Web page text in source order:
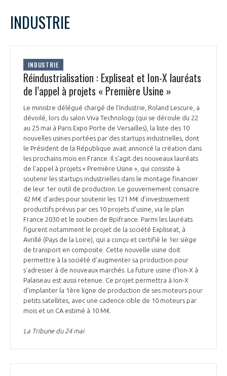
PRÉSENTATION
NOTRE VISION
NOS MISSIONS
NOTRE HISTOIRE
ORGANISATION
LE CONSEIL DU GIFAS
L’ÉQUIPE DU GIFAS
NOS RÉSEAUX À L'INTERNATIONAL
FONCTIONNEMENT
GEADS
COMITÉ AERO PME
STARTAIR
COMMISSIONS ET COMITÉS
ACCOMPAGNEMENT DE NOS ADHÉRENTS
LES PROGRAMMES DU GIFAS
UN ÉCOSYSTÈME INTÉGRÉ ET COHÉRENT
POURQUOI DEVENIR MEMBRE ?
LA MÉDIATION
LA MÉDIATION DANS LA FILIÈRE AÉRONAUTIQUE ET SPATIALE
LE MÉDIATEUR DE LA FILIÈRE AÉRONAUTIQUE ET SPATIALE
MÉDIATION ET CHARTE D’ENGAGEMENT SUR LES RELATIONS ENTRE
CLIENTS ET FOURNISSEURS
LA MÉDIATION AU-DELÀ DE LA FILIÈRE AÉRONAUTIQUE ET SPATIALE
LE SALON DU BOURGET
L'OBSERVATOIRE
CHIFFRES CLÉS
LES ENJEUX
L
1 2 3 4
5
13
15
20
22
27
INDUSTRIE
INDUSTRIE
Réindustrialisation : Expliseat et Ion-X lauréats
de l’appel à projets « Première Usine »
Le ministre délégué chargé de l’Industrie, Roland Lescure, a
dévoilé, lors du salon Viva Technology (qui se déroule du 22
au 25 mai à Paris Expo Porte de Versailles), la liste des 10
nouvelles usines portées par des startups industrielles, dont
le Président de la République avait annoncé la création dans
les prochains mois en France. Il s'agit des nouveaux lauréats
de l'appel à projets « Première Usine », qui consiste à
soutenir les startups industrielles dans le montage financier
de leur 1er outil de production. Le gouvernement consacre
42 M€ d'aides pour soutenir les 121 M€ d'investissement
productifs prévus par ces 10 projets d'usine, via le plan
France 2030 et le soutien de Bpifrance. Parmi les lauréats
figurent notamment le projet de la société Expliseat, à
Avrillé (Pays de la Loire), qui a conçu et certifié le 1er siège
de transport en composite. Cette nouvelle usine doit
permettre à la société d'augmenter sa production pour
s'adresser à de nouveaux marchés. La future usine d'Ion-X à
Palaiseau est aussi retenue. Ce projet permettra à Ion-X
d'implanter la 1ère ligne de production de ses moteurs pour
petits satellites, avec une cadence cible de 10 moteurs par
mois et un CA estimé à 10 M€.
La Tribune du 24 mai
Rejoignez une filière d’excellence et développez
Découvrez les avantages d'adhérer au GIFAS.
Rencontres, salons, données sectorielles,
programmes ...
DEMANDE D’ADHÉSION